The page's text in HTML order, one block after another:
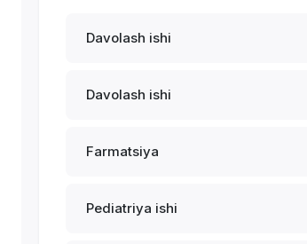
Davolash ishi
Davolash ishi
Farmatsiya
Pediatriya ishi